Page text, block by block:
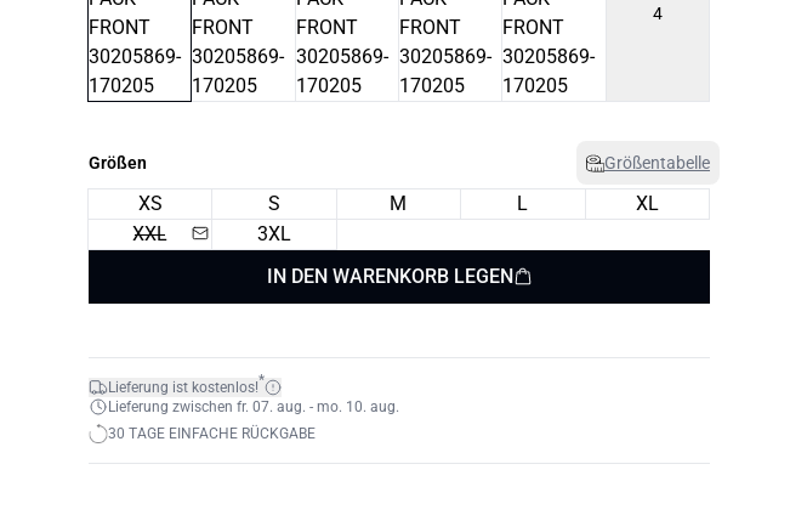
4
Größen Größentabelle
XS S M L
XL
XXL
3XL
IN DEN WARENKORB LEGEN
Lieferung ist kostenlos!*
Lieferung zwischen fr. 07. aug. - mo. 10. aug.
30 TAGE EINFACHE RÜCKGABE